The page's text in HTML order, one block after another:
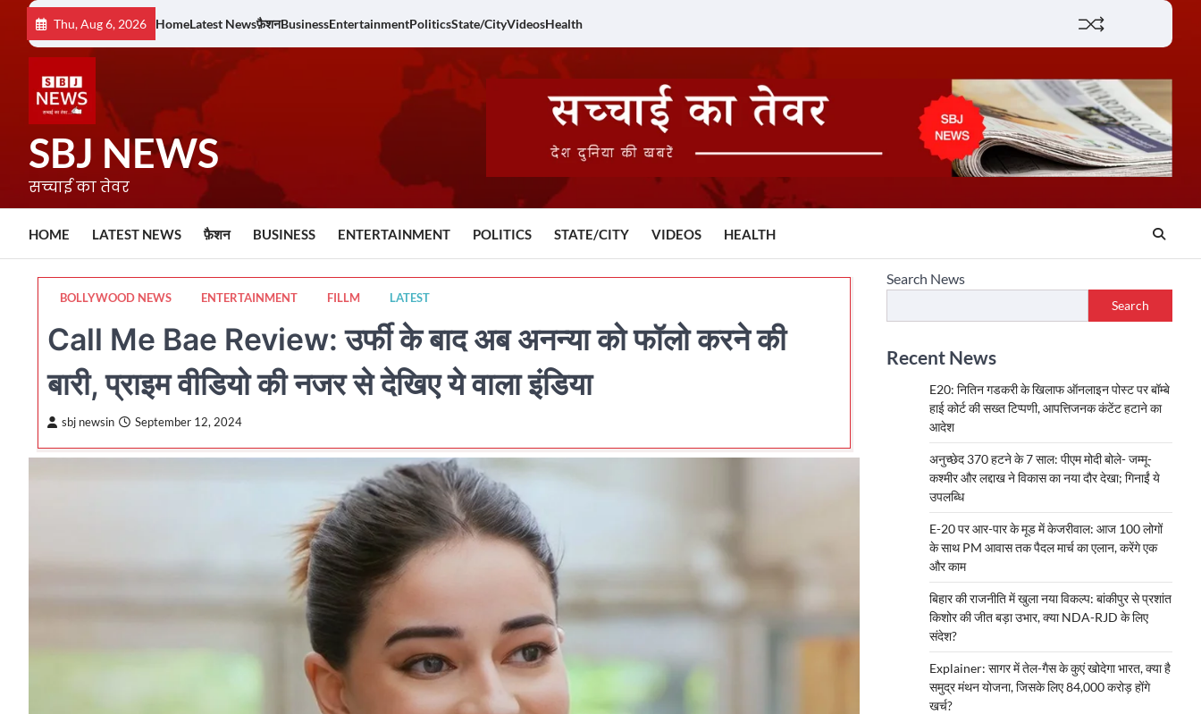
content
Thu, Aug 6, 2026 HomeLatest Newsफ़ैशनBusinessEntertainmentPoliticsState/CityVideosHealth
SBJ NEWS
सच्चाई का तेवर
HOME LATEST NEWS फ़ैशन BUSINESS ENTERTAINMENT POLITICS STATE/CITY VIDEOS HEALTH
BOLLYWOOD NEWS ENTERTAINMENT FILLM LATEST
Call Me Bae Review: उर्फी के बाद अब अनन्या को फॉलो करने की
बारी, प्राइम वीडियो की नजर से देखिए ये वाला इंडिया
sbj newsin September 12, 2024
Search News
Search
Recent News
E20: नितिन गडकरी के खिलाफ ऑनलाइन पोस्ट पर बॉम्बे
हाई कोर्ट की सख्त टिप्पणी, आपत्तिजनक कंटेंट हटाने का
आदेश
अनुच्छेद 370 हटने के 7 साल: पीएम मोदी बोले- जम्मू-
कश्मीर और लद्दाख ने विकास का नया दौर देखा; गिनाईं ये
उपलब्धि
E-20 पर आर-पार के मूड में केजरीवाल: आज 100 लोगों
के साथ PM आवास तक पैदल मार्च का एलान, करेंगे एक
और काम
बिहार की राजनीति में खुला नया विकल्प: बांकीपुर से प्रशांत
किशोर की जीत बड़ा उभार, क्या NDA-RJD के लिए
संदेश?
Explainer: सागर में तेल-गैस के कुएं खोदेगा भारत, क्या है
समुद्र मंथन योजना, जिसके लिए 84,000 करोड़ होंगे
खर्च?